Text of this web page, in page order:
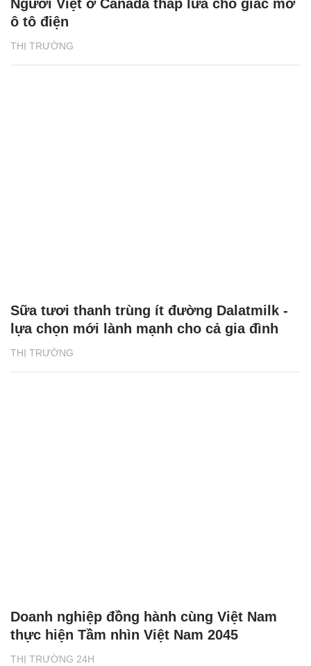
THỊ TRƯỜNG
Người Việt ở Canada thắp lửa cho giấc mơ
ô tô điện
THỊ TRƯỜNG
Sữa tươi thanh trùng ít đường Dalatmilk -
lựa chọn mới lành mạnh cho cả gia đình
THỊ TRƯỜNG 24H
Doanh nghiệp đồng hành cùng Việt Nam
thực hiện Tầm nhìn Việt Nam 2045